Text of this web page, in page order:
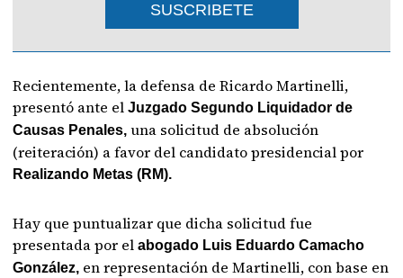
SUSCRIBETE
Recientemente, la defensa de Ricardo Martinelli,
presentó ante elJuzgado Segundo Liquidador de
Causas Penales, una solicitud de absolución
(reiteración) a favor del candidato presidencial por
Realizando Metas (RM).
Hay que puntualizar que dicha solicitud fue
presentada por el abogado Luis Eduardo Camacho
González, en representación de Martinelli, con base en